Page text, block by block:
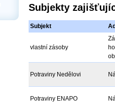
Subjekty
Subjekt
vlastní zásoby
Potraviny Nedělovi
Potraviny ENAPO